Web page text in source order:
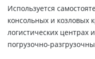
Используется
консольных и козловых
логистических центрах
погрузочно-